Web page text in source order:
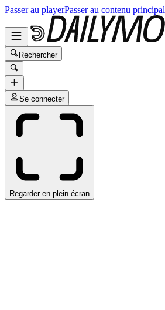
Passer au playerPasser au contenu principal
Rechercher
Se connecter
Regarder en plein écran